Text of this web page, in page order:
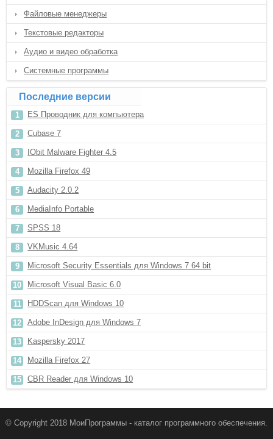
Файловые менеджеры
Текстовые редакторы
Аудио и видео обработка
Системные программы
Последние версии
ES Проводник для компьютера
Cubase 7
IObit Malware Fighter 4.5
Mozilla Firefox 49
Audacity 2.0.2
MediaInfo Portable
SPSS 18
VKMusic 4.64
Microsoft Security Essentials для Windows 7 64 bit
Microsoft Visual Basic 6.0
HDDScan для Windows 10
Adobe InDesign для Windows 7
Kaspersky 2017
Mozilla Firefox 27
CBR Reader для Windows 10
© Copyright 2018 МоиПрограммы - каталог программного обеспечения.